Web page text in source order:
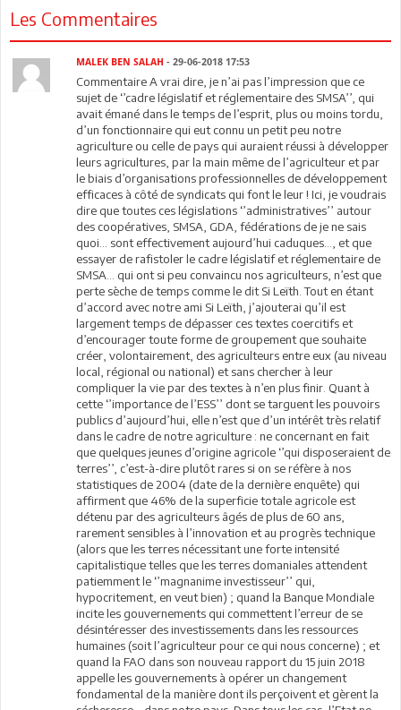
Les Commentaires
MALEK BEN SALAH - 29-06-2018 17:53
Commentaire A vrai dire, je n’ai pas l’impression que ce
sujet de ‘’cadre législatif et réglementaire des SMSA’’, qui
avait émané dans le temps de l’esprit, plus ou moins tordu,
d’un fonctionnaire qui eut connu un petit peu notre
agriculture ou celle de pays qui auraient réussi à développer
leurs agricultures, par la main même de l’agriculteur et par
le biais d’organisations professionnelles de développement
efficaces à côté de syndicats qui font le leur ! Ici, je voudrais
dire que toutes ces législations ‘’administratives’’ autour
des coopératives, SMSA, GDA, fédérations de je ne sais
quoi… sont effectivement aujourd’hui caduques…, et que
essayer de rafistoler le cadre législatif et réglementaire de
SMSA… qui ont si peu convaincu nos agriculteurs, n’est que
perte sèche de temps comme le dit Si Leïth. Tout en étant
d’accord avec notre ami Si Leïth, j’ajouterai qu’il est
largement temps de dépasser ces textes coercitifs et
d’encourager toute forme de groupement que souhaite
créer, volontairement, des agriculteurs entre eux (au niveau
local, régional ou national) et sans chercher à leur
compliquer la vie par des textes à n’en plus finir. Quant à
cette ‘’importance de l’ESS’’ dont se targuent les pouvoirs
publics d’aujourd’hui, elle n’est que d’un intérêt très relatif
dans le cadre de notre agriculture : ne concernant en fait
que quelques jeunes d’origine agricole ‘’qui disposeraient de
terres’’, c’est-à-dire plutôt rares si on se réfère à nos
statistiques de 2004 (date de la dernière enquête) qui
affirment que 46% de la superficie totale agricole est
détenu par des agriculteurs âgés de plus de 60 ans,
rarement sensibles à l’innovation et au progrès technique
(alors que les terres nécessitant une forte intensité
capitalistique telles que les terres domaniales attendent
patiemment le ‘’magnanime investisseur’’ qui,
hypocritement, en veut bien) ; quand la Banque Mondiale
incite les gouvernements qui commettent l’erreur de se
désintéresser des investissements dans les ressources
humaines (soit l’agriculteur pour ce qui nous concerne) ; et
quand la FAO dans son nouveau rapport du 15 juin 2018
appelle les gouvernements à opérer un changement
fondamental de la manière dont ils perçoivent et gèrent la